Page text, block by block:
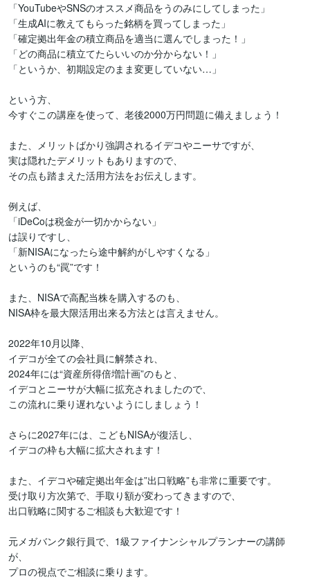
「YouTubeやSNSのオススメ商品をうのみにしてしまった」
「生成AIに教えてもらった銘柄を買ってしまった」
「確定拠出年金の積立商品を適当に選んでしまった！」
「どの商品に積立てたらいいのか分からない！」
「というか、初期設定のまま変更していない…」
という方、
今すぐこの講座を使って、老後2000万円問題に備えましょう！
また、メリットばかり強調されるイデコやニーサですが、
実は隠れたデメリットもありますので、
その点も踏まえた活用方法をお伝えします。
例えば、
「iDeCoは税金が一切かからない」
は誤りですし、
「新NISAになったら途中解約がしやすくなる」
というのも“罠”です！
また、NISAで高配当株を購入するのも、
NISA枠を最大限活用出来る方法とは言えません。
2022年10月以降、
イデコが全ての会社員に解禁され、
2024年には“資産所得倍増計画”のもと、
イデコとニーサが大幅に拡充されましたので、
この流れに乗り遅れないようにしましょう！
さらに2027年には、こどもNISAが復活し、
イデコの枠も大幅に拡大されます！
また、イデコや確定拠出年金は”出口戦略”も非常に重要です。
受け取り方次第で、手取り額が変わってきますので、
出口戦略に関するご相談も大歓迎です！
元メガバンク銀行員で、1級ファイナンシャルプランナーの講師
が、
プロの視点でご相談に乗ります。